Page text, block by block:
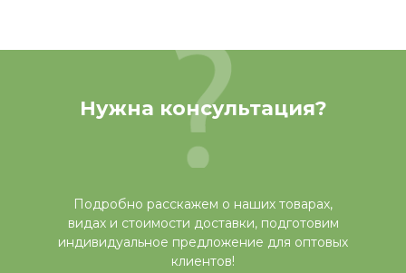
Нужна консультация?
Подробно расскажем о наших товарах,
видах и стоимости доставки, подготовим
индивидуальное предложение для оптовых
клиентов!